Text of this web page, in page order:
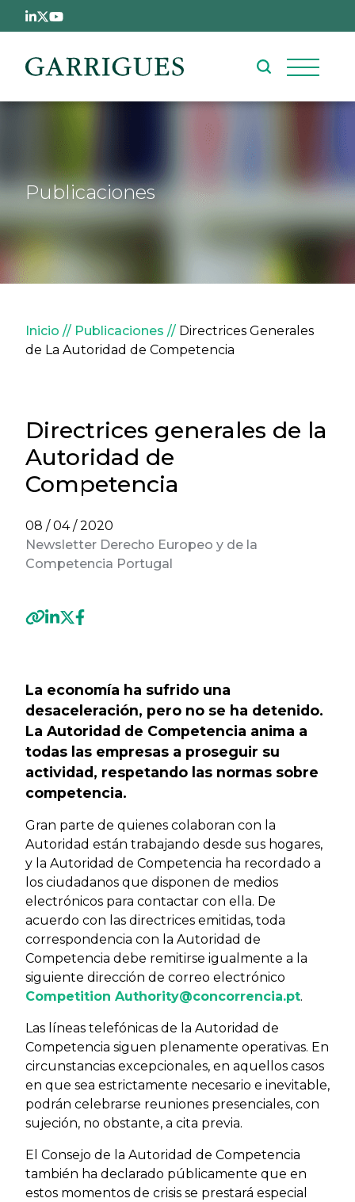
Pasar al contenido principal
Publicaciones
Sobrescribir enlaces de
Inicio Publicaciones
Directrices Generales
de La Autoridad de Competencia
Directrices generales de la
Autoridad de
Competencia
08 / 04 / 2020
Newsletter Derecho Europeo y de la
Competencia Portugal
La economía ha sufrido una
desaceleración, pero no se ha detenido.
La Autoridad de Competencia anima a
todas las empresas a proseguir su
actividad, respetando las normas sobre
competencia.
Gran parte de quienes colaboran con la
Autoridad están trabajando desde sus hogares,
y la Autoridad de Competencia ha recordado a
los ciudadanos que disponen de medios
electrónicos para contactar con ella. De
acuerdo con las directrices emitidas, toda
correspondencia con la Autoridad de
Competencia debe remitirse igualmente a la
siguiente dirección de correo electrónico
Competition Authority@concorrencia.pt.
Las líneas telefónicas de la Autoridad de
Competencia siguen plenamente operativas. En
circunstancias excepcionales, en aquellos casos
en que sea estrictamente necesario e inevitable,
podrán celebrarse reuniones presenciales, con
sujeción, no obstante, a cita previa.
El Consejo de la Autoridad de Competencia
también ha declarado públicamente que en
estos momentos de crisis se prestará especial